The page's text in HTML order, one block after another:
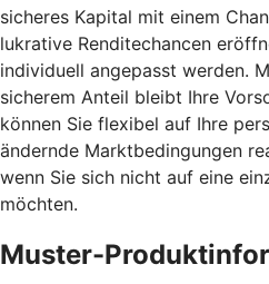
sicheres Kapital mit einem
lukrative Renditechancen
individuell angepasst werden.
sicherem Anteil bleibt Ihre
können Sie flexibel auf Ihre
ändernde Marktbedingungen
wenn Sie sich nicht auf eine
möchten.
Muster-